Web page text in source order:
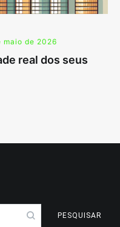
maio de 2026
real dos seus